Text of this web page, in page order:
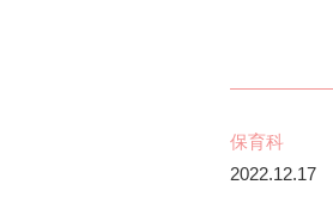
保育科
2022.12.17